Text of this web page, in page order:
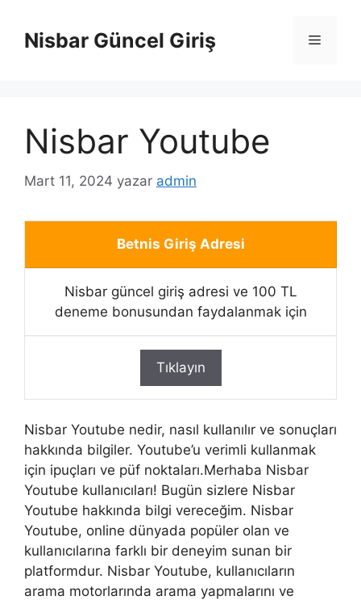
Nisbar Güncel Giriş Menü
Nisbar Youtube
Mart 11, 2024 yazar admin
Betnis Giriş Adresi
Nisbar güncel giriş adresi ve 100 TL
deneme bonusundan faydalanmak için
Tıklayın
Nisbar Youtube nedir, nasıl kullanılır ve sonuçları
hakkında bilgiler. Youtube’u verimli kullanmak
için ipuçları ve püf noktaları.Merhaba Nisbar
Youtube kullanıcıları! Bugün sizlere Nisbar
Youtube hakkında bilgi vereceğim. Nisbar
Youtube, online dünyada popüler olan ve
kullanıcılarına farklı bir deneyim sunan bir
platformdur. Nisbar Youtube, kullanıcıların
arama motorlarında arama yapmalarını ve